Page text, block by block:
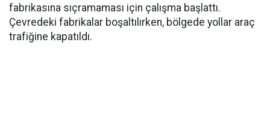
fabrikasına sıçramaması için çalışma başlattı.
Çevredeki fabrikalar boşaltılırken, bölgede yollar araç
trafiğine kapatıldı.